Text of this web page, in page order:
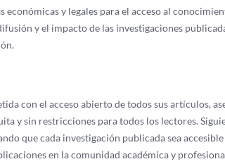
y legales para el acceso al
y el impacto de las investigaciones
con el acceso abierto de todos sus artículos,
y sin restricciones para todos los lectores.
que cada investigación publicada sea
en la comunidad académica y